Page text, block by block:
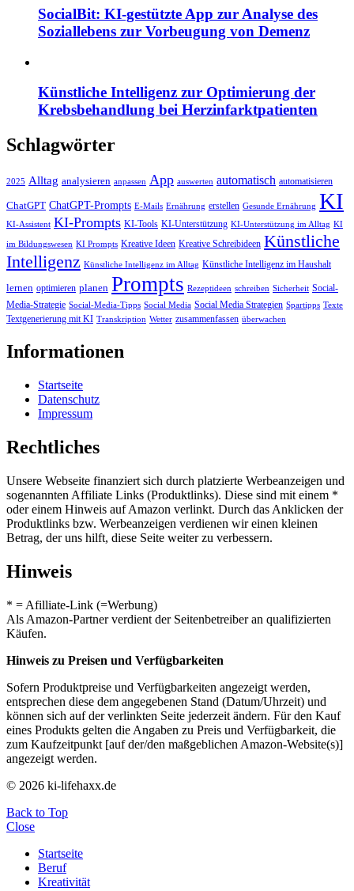
SocialBit: KI-gestützte App zur Analyse des
Soziallebens zur Vorbeugung von Demenz
Künstliche Intelligenz zur Optimierung der
Krebsbehandlung bei Herzinfarktpatienten
Schlagwörter
2025 Alltag analysieren anpassen App auswerten automatisch automatisieren
ChatGPT ChatGPT-Prompts E-Mails Ernährung erstellen Gesunde Ernährung KI
KI-Assistent KI-Prompts KI-Tools KI-Unterstützung KI-Unterstützung im Alltag KI
im Bildungswesen KI Prompts Kreative Ideen Kreative Schreibideen Künstliche
Intelligenz Künstliche Intelligenz im Alltag Künstliche Intelligenz im Haushalt
lernen optimieren planen Prompts Rezeptideen schreiben Sicherheit Social-
Media-Strategie Social-Media-Tipps Social Media Social Media Strategien Spartipps Texte
Textgenerierung mit KI Transkription Wetter zusammenfassen überwachen
Informationen
Startseite
Datenschutz
Impressum
Rechtliches
Unsere Webseite finanziert sich durch platzierte Werbeanzeigen und
sogenannten Affiliate Links (Produktlinks). Diese sind mit einem *
oder einem Hinweis auf Amazon verlinkt. Durch das Anklicken der
Produktlinks bzw. Werbeanzeigen verdienen wir einen kleinen
Betrag, der uns hilft, diese Seite weiter zu verbessern.
Hinweis
* = Afilliate-Link (=Werbung)
Als Amazon-Partner verdient der Seitenbetreiber an qualifizierten
Käufen.
Hinweis zu Preisen und Verfügbarkeiten
Sofern Produktpreise und Verfügbarkeiten angezeigt werden,
entsprechen diese dem angegebenen Stand (Datum/Uhrzeit) und
können sich auf der verlinkten Seite jederzeit ändern. Für den Kauf
eines Produkts gelten die Angaben zu Preis und Verfügbarkeit, die
zum Kaufzeitpunkt [auf der/den maßgeblichen Amazon-Website(s)]
angezeigt werden.
© 2026 ki-lifehaxx.de
Back to Top
Close
Startseite
Beruf
Kreativität